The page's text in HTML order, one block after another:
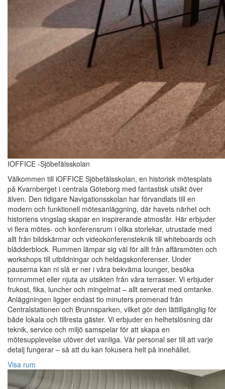
IOFFICE -Sjöbefälsskolan
Välkommen till iOFFICE Sjöbefälsskolan, en historisk mötesplats
på Kvarnberget i centrala Göteborg med fantastisk utsikt över
älven. Den tidigare Navigationsskolan har förvandlats till en
modern och funktionell mötesanläggning, där havets närhet och
historiens vingslag skapar en inspirerande atmosfär. Här erbjuder
vi flera mötes- och konferensrum i olika storlekar, utrustade med
allt från bildskärmar och videokonferensteknik till whiteboards och
blädderblock. Rummen lämpar sig väl för allt från affärsmöten och
workshops till utbildningar och heldagskonferenser. Under
pauserna kan ni slå er ner i våra bekväma lounger, besöka
tornrummet eller njuta av utsikten från våra terrasser. Vi erbjuder
frukost, fika, luncher och mingelmat – allt serverat med omtanke.
Anläggningen ligger endast tio minuters promenad från
Centralstationen och Brunnsparken, vilket gör den lättillgänglig för
både lokala och tillresta gäster. Vi erbjuder en helhetslösning där
teknik, service och miljö samspelar för att skapa en
mötesupplevelse utöver det vanliga. Vår personal ser till att varje
detalj fungerar – så att du kan fokusera helt på innehållet.
Visa rum